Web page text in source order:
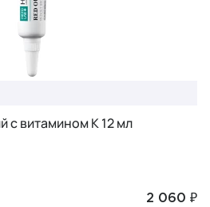
с витамином К 12 мл
2 060 ₽